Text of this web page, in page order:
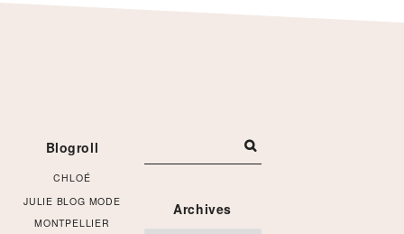
Blogroll
CHLOÉ
JULIE BLOG MODE
MONTPELLIER
Archives